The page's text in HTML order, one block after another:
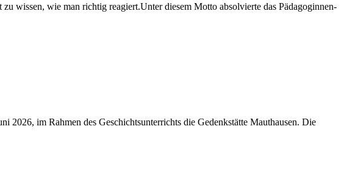
wissen, wie man richtig reagiert.Unter diesem Motto absolvierte das Pädagoginnen-
2026, im Rahmen des Geschichtsunterrichts die Gedenkstätte Mauthausen. Die